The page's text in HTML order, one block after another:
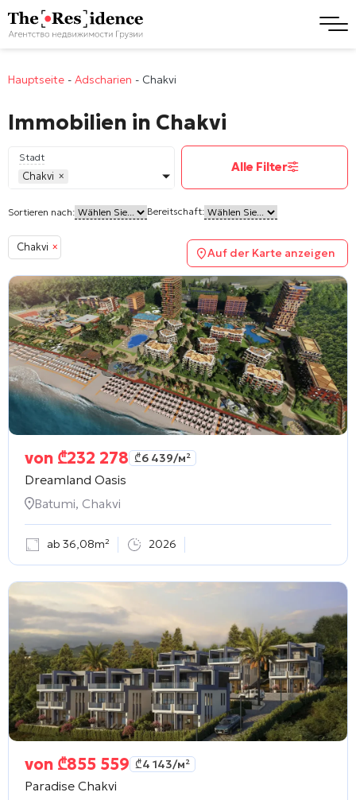
Hauptseite - Adscharien - Chakvi
Immobilien in Chakvi
Stadt
Chakvi ×
Alle Filter
Sortieren nach: Bereitschaft:
Chakvi × Auf der Karte anzeigen
von ₾232 278 ₾6 439/м²
Dreamland Oasis
Batumi, Chakvi
ab 36,08m² 2026
von ₾855 559 ₾4 143/м²
Paradise Chakvi